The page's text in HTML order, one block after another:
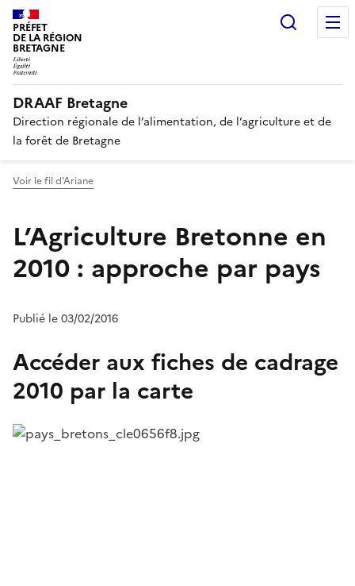
PRÉFET
DE LA RÉGION
BRETAGNE
DRAAF Bretagne
Direction régionale de l’alimentation, de l’agriculture et de
la forêt de Bretagne
Voir le fil d'Ariane
L’Agriculture Bretonne en
2010 : approche par pays
Publié le 03/02/2016
Accéder aux fiches de cadrage
2010 par la carte